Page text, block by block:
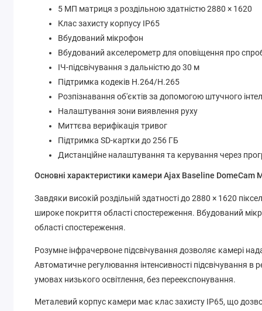
5 МП матриця з роздільною здатністю 2880 × 1620
Клас захисту корпусу ІР65
Вбудований мікрофон
Вбудований акселерометр для оповіщення про
ІЧ-підсвічування з дальністю до 30 м
Підтримка кодеків H.264/H.265
Розпізнавання об'єктів за допомогою штучного
Налаштування зони виявлення руху
Миттєва верифікація тривог
Підтримка SD-картки до 256 ГБ
Дистанційне налаштування та керування через
Основні характеристики камери Ajax Baseline DomeCam
Завдяки високій роздільній здатності до 2880 × 1620
широке покриття області спостереження. Вбудований
області спостереження.
Розумне інфрачервоне підсвічування дозволяє камері
Автоматичне регулювання інтенсивності підсвічування в
умовах низького освітлення, без переекспонування.
Металевий корпус камери має клас захисту IP65, що